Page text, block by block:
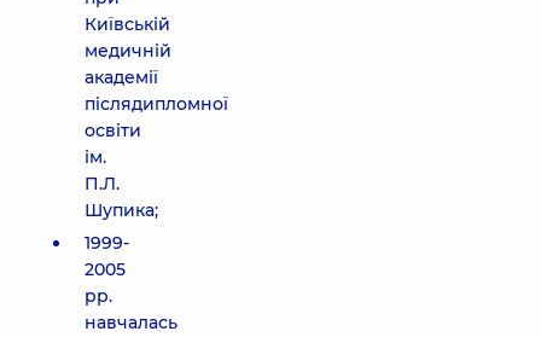
Київській
медичній
академії
післядипломної
освіти
ім.
П.Л.
Шупика;
1999-
2005
рр.
навчалась